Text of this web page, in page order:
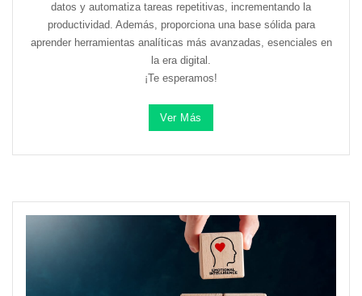
datos y automatiza tareas repetitivas, incrementando la
productividad. Además, proporciona una base sólida para
aprender herramientas analíticas más avanzadas, esenciales en
la era digital.
¡Te esperamos!
Ver Más